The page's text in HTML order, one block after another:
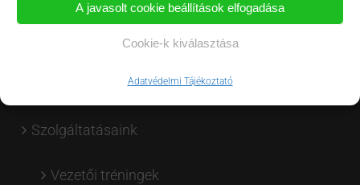
A javasolt cookie beállítások elfogadása
Cookie-k kiválasztása
Adatvédelmi Tájékoztató
Szolgáltatásaink
Vezetői tréningek